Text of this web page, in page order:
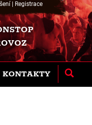
| Registrace
KONTAKTY